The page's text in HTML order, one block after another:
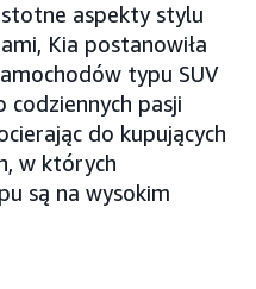
aspekty stylu
Kia postanowiła
typu SUV
pasji
do kupujących
w których
są na wysokim